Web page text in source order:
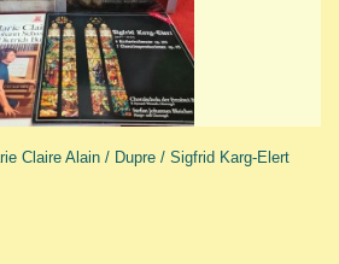
Claire Alain / Dupre / Sigfrid Karg-Elert